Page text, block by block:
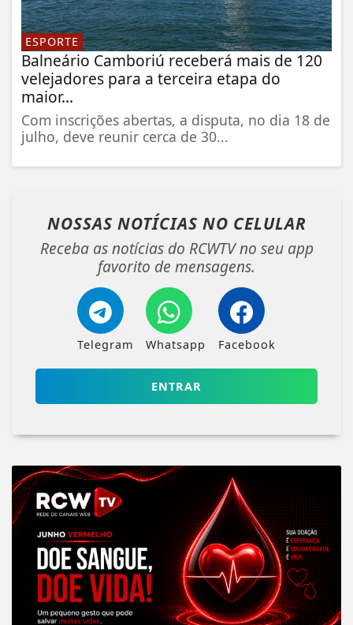
ESPORTE
Balneário Camboriú receberá mais de 120
velejadores para a terceira etapa do
maior...
Com inscrições abertas, a disputa, no dia 18 de
julho, deve reunir cerca de 30...
NOSSAS NOTÍCIAS NO CELULAR
Receba as notícias do RCWTV no seu app
favorito de mensagens.
Telegram Whatsapp Facebook
ENTRAR